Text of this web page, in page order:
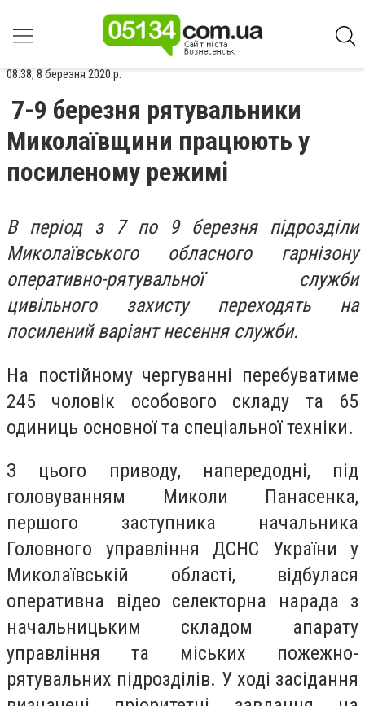
08:38, 8 березня 2020 р.
7-9 березня рятувальники
Миколаївщини працюють у
посиленому режимі
В період з 7 по 9 березня підрозділи
Миколаївського обласного гарнізону
оперативно-рятувальної служби
цивільного захисту переходять на
посилений варіант несення служби.
На постійному чергуванні перебуватиме
245 чоловік особового складу та 65
одиниць основної та спеціальної техніки.
З цього приводу, напередодні, під
головуванням Миколи Панасенка,
першого заступника начальника
Головного управління ДСНС України у
Миколаївській області, відбулася
оперативна відео селекторна нарада з
начальницьким складом апарату
управління та міських пожежно-
рятувальних підрозділів. У ході засідання